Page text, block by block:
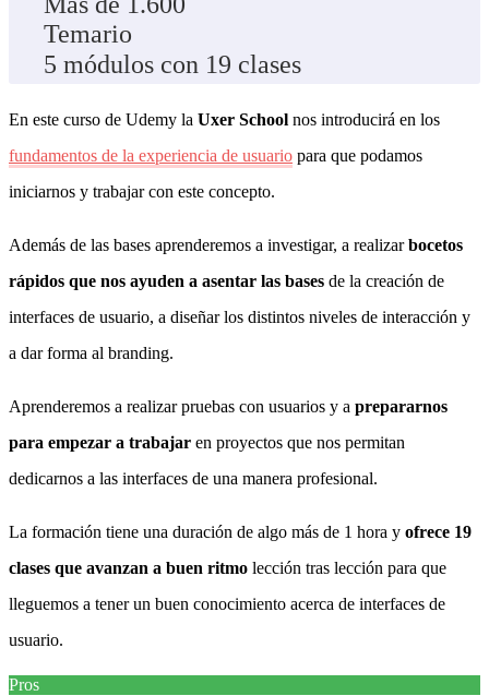
Temario
5 módulos con 19 clases
En este curso de Udemy la Uxer School nos introducirá en los
fundamentos de la experiencia de usuario para que podamos
iniciarnos y trabajar con este concepto.
Además de las bases aprenderemos a investigar, a realizarbocetos
rápidos que nos ayuden a asentar las bases de la creación de
interfaces de usuario, a diseñar los distintos niveles de interacción y
a dar forma al branding.
Aprenderemos a realizar pruebas con usuarios y a prepararnos
para empezar a trabajar en proyectos que nos permitan
dedicarnos a las interfaces de una manera profesional.
La formación tiene una duración de algo más de 1 hora y ofrece 19
clases que avanzan a buen ritmo lección tras lección para que
lleguemos a tener un buen conocimiento acerca de interfaces de
usuario.
Pros